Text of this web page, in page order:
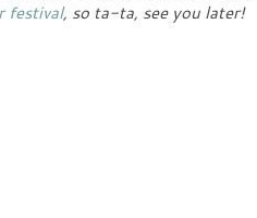
festival, so ta-ta, see you later!